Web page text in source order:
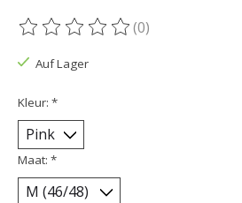
Die Bewertung dieses Produkts ist
(0)
Auf Lager
Kleur: *
Maat: *